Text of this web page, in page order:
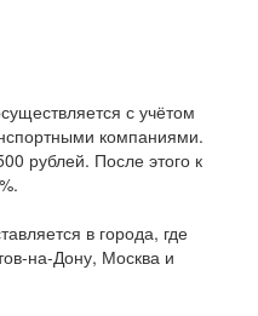
с учётом
компаниями.
рублей. После этого к
в города, где
на-Дону, Москва и